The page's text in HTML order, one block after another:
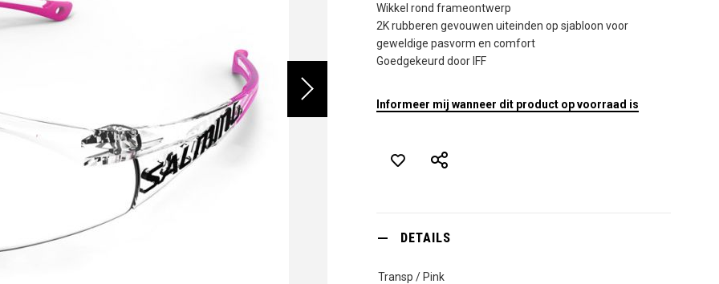
Wikkel rond frameontwerp
2K rubberen gevouwen uiteinden op sjabloon voor
geweldige pasvorm en comfort
Goedgekeurd door IFF
Informeer mij wanneer dit product op voorraad is
DETAILS
Transp / Pink